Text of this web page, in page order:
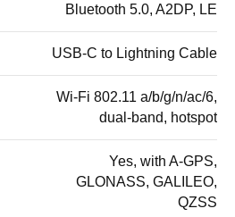
Bluetooth 5.0, A2DP, LE
USB-C to Lightning Cable
Wi-Fi 802.11 a/b/g/n/ac/6,
dual-band, hotspot
Yes, with A-GPS,
GLONASS, GALILEO,
QZSS